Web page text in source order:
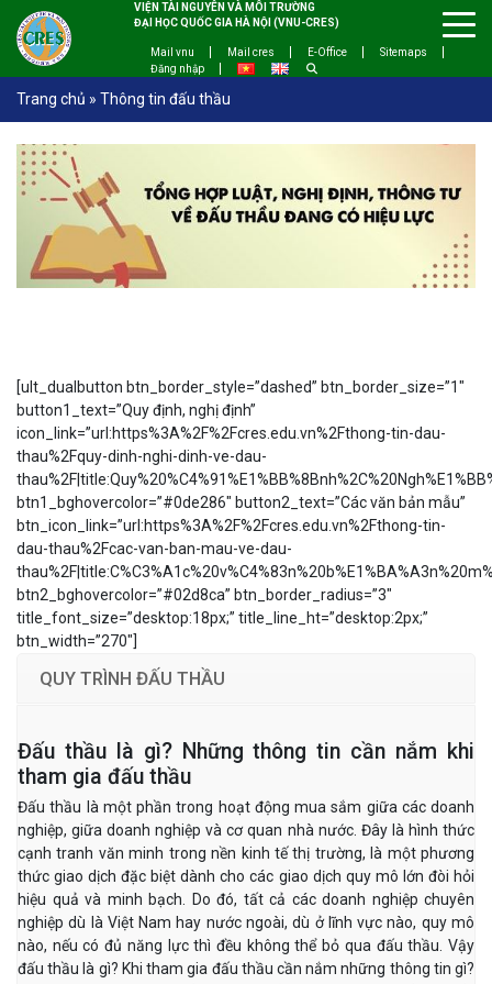
VIỆN TÀI NGUYÊN VÀ MÔI TRƯỜNG
ĐẠI HỌC QUỐC GIA HÀ NỘI (VNU-CRES)
Mail vnu Mail cres E-Office
Sitemaps
Đăng nhập
Trang chủ » Thông tin đấu thầu
[ult_dualbutton btn_border_style=”dashed” btn_border_size=”1″
button1_text=”Quy định, nghị định”
icon_link=”url:https%3A%2F%2Fcres.edu.vn%2Fthong-tin-dau-
thau%2Fquy-dinh-nghi-dinh-ve-dau-
btn1_bghovercolor=”#0de286″ button2_text=”Các văn bản mẫu”
btn_icon_link=”url:https%3A%2F%2Fcres.edu.vn%2Fthong-tin-
dau-thau%2Fcac-van-ban-mau-ve-dau-
btn2_bghovercolor=”#02d8ca” btn_border_radius=”3″
title_font_size=”desktop:18px;” title_line_ht=”desktop:2px;”
btn_width=”270″]
QUY TRÌNH ĐẤU THẦU
Đấu thầu là gì? Những thông tin cần nắm khi
tham gia đấu thầu
Đấu thầu là một phần trong hoạt động mua sắm giữa các doanh
nghiệp, giữa doanh nghiệp và cơ quan nhà nước. Đây là hình thức
cạnh tranh văn minh trong nền kinh tế thị trường, là một phương
thức giao dịch đặc biệt dành cho các giao dịch quy mô lớn đòi hỏi
hiệu quả và minh bạch. Do đó, tất cả các doanh nghiệp chuyên
nghiệp dù là Việt Nam hay nước ngoài, dù ở lĩnh vực nào, quy mô
nào, nếu có đủ năng lực thì đều không thể bỏ qua đấu thầu. Vậy
đấu thầu là gì? Khi tham gia đấu thầu cần nắm những thông tin gì?